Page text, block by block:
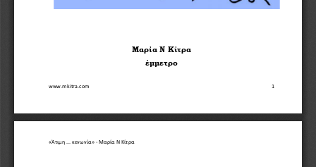
www.mkitra.com 1
Μαρία Ν Κίτρα
έμμετρο
«Άτιμη ... κενωνία» - Μαρία Ν Κίτρα